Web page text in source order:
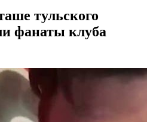
тульского
фанаты клуба